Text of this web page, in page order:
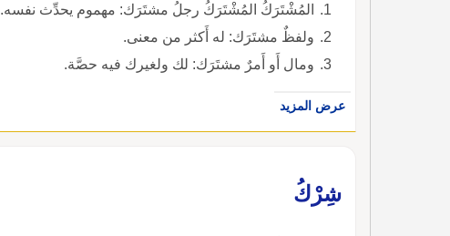
المُشْتَرَكُ المُشْتَرَكُ رجلُ مشتَرَك: مهموم يحدِّث نفسه.
ولفظٌ مشتَرَك: له أَكثر من معنى.
ومال أَو أَمرٌ مشتَرَك: لك ولغيرك فيه حصَّة.
عرض المزيد
شِرْكُ